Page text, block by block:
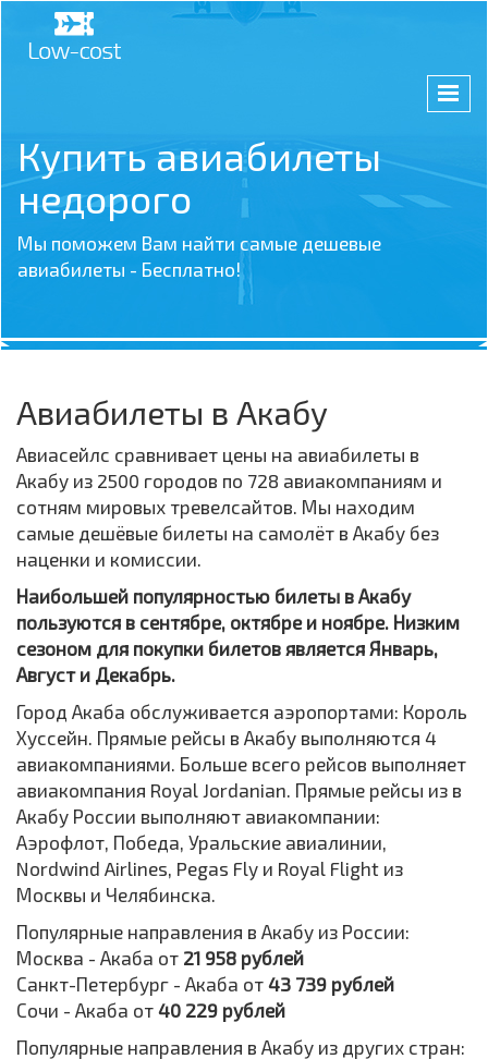
Купить авиабилеты
недорого
Мы поможем Вам найти самые дешевые
авиабилеты - Бесплатно!
Авиабилеты в Акабу
Авиасейлс сравнивает цены на авиабилеты в
Акабу из 2500 городов по 728 авиакомпаниям и
сотням мировых тревелсайтов. Мы находим
самые дешёвые билеты на самолёт в Акабу без
наценки и комиссии.
Наибольшей популярностью билеты в Акабу
пользуются в сентябре, октябре и ноябре. Низким
сезоном для покупки билетов является Январь,
Август и Декабрь.
Город Акаба обслуживается аэропортами: Король
Хуссейн. Прямые рейсы в Акабу выполняются 4
авиакомпаниями. Больше всего рейсов выполняет
авиакомпания Royal Jordanian. Прямые рейсы из в
Акабу России выполняют авиакомпании:
Аэрофлот, Победа, Уральские авиалинии,
Nordwind Airlines, Pegas Fly и Royal Flight из
Москвы и Челябинска.
Популярные направления в Акабу из России:
Москва - Акаба от 21 958 рублей
Санкт-Петербург - Акаба от 43 739 рублей
Сочи - Акаба от 40 229 рублей
Популярные направления в Акабу из других стран: